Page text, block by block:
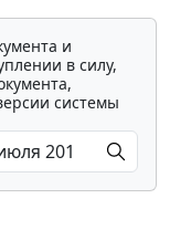
и
в силу,
системы